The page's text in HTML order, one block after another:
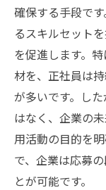
応募者
バイト
求人広
効果的な
理解する
応募プ
応募
採用フ
確保する手段で
るスキルセット
を促進します。
材を、正社員は
が多いです。し
はなく、企業の
用活動の目的を
で、企業は応募
とが可能です。